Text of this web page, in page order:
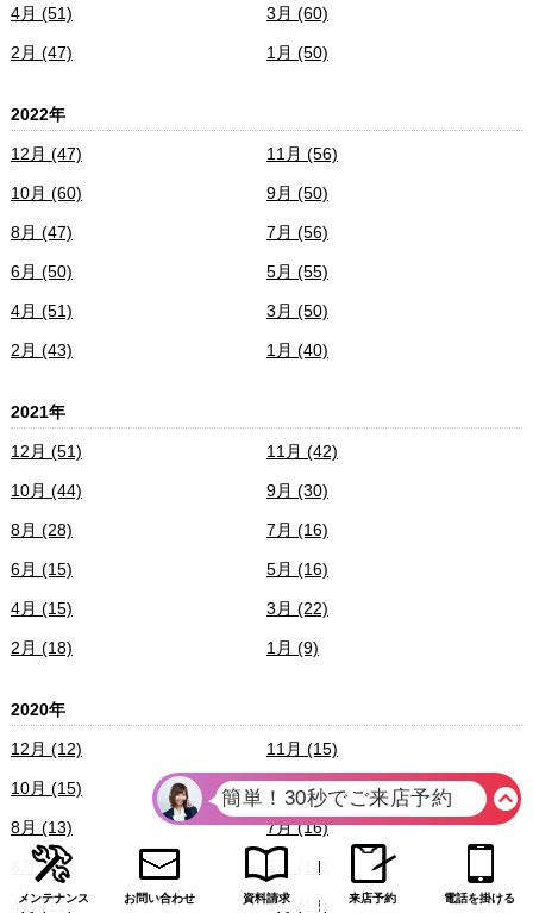
4月 (51) 3月 (60)
2月 (47) 1月 (50)
2022年
12月 (47) 11月 (56)
10月 (60) 9月 (50)
8月 (47) 7月 (56)
6月 (50) 5月 (55)
4月 (51) 3月 (50)
2月 (43) 1月 (40)
2021年
12月 (51) 11月 (42)
10月 (44) 9月 (30)
8月 (28) 7月 (16)
6月 (15) 5月 (16)
4月 (15) 3月 (22)
2月 (18) 1月 (9)
2020年
12月 (12) 11月 (15)
10月 (15) 9月 (13)
8月 (13) 7月 (16)
6月 (15) 5月 (14)
4月 (15) 3月 (18)
メンテナンス お問い合わせ 資料請求 来店予約 電話を掛ける